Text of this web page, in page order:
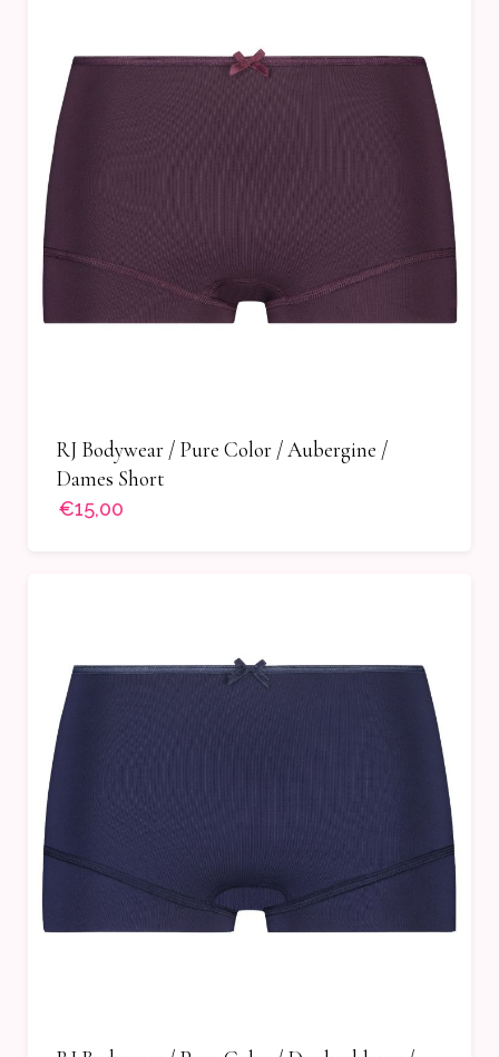
RJ Bodywear / Pure Color / Aubergine /
Dames Short
€15,00